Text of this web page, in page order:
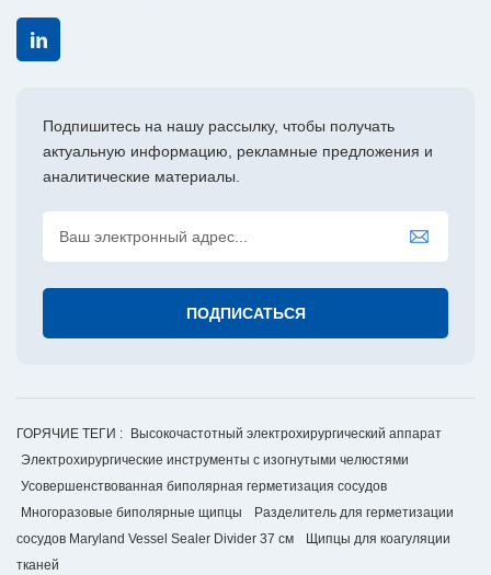
Подпишитесь на нашу рассылку, чтобы получать
актуальную информацию, рекламные предложения и
аналитические материалы.
ГОРЯЧИЕ ТЕГИ : Высокочастотный электрохирургический аппарат
Электрохирургические инструменты с изогнутыми челюстями
Усовершенствованная биполярная герметизация сосудов
Многоразовые биполярные щипцы
Разделитель для герметизации
сосудов Maryland Vessel Sealer Divider 37 см
Щипцы для коагуляции
тканей